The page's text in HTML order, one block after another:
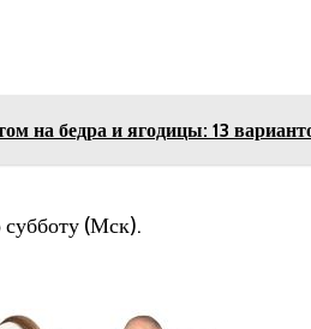
на бедра и ягодицы: 13
(Мск).